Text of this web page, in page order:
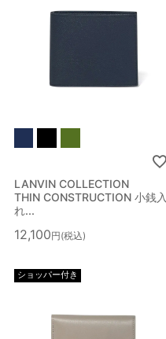
絞り込み検索
カテゴリー
性別
ブランド
LANVIN COLLECTION
THIN CONSTRUCTION 小銭入
れ...
12,100 税込
ショッパー付き